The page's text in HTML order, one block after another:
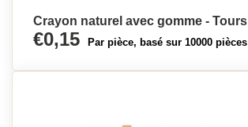
Crayon naturel avec gomme - Tours
€0,15 Par pièce, basé sur 10000 pièces